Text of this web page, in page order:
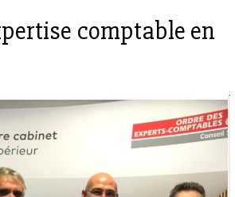
comptable en